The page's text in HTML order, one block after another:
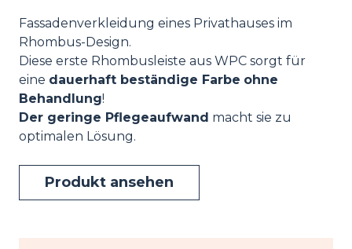
Fassadenverkleidung eines Privathauses im
Rhombus-Design.
Diese erste Rhombusleiste aus WPC sorgt für
eine dauerhaft beständige Farbe ohne
Behandlung!
Der geringe Pflegeaufwand macht sie zu
optimalen Lösung.
Produkt ansehen